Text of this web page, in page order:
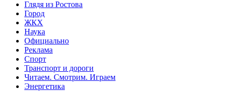
Глядя из Ростова
Город
ЖКХ
Наука
Официально
Реклама
Спорт
Транспорт и дороги
Читаем. Смотрим. Играем
Энергетика